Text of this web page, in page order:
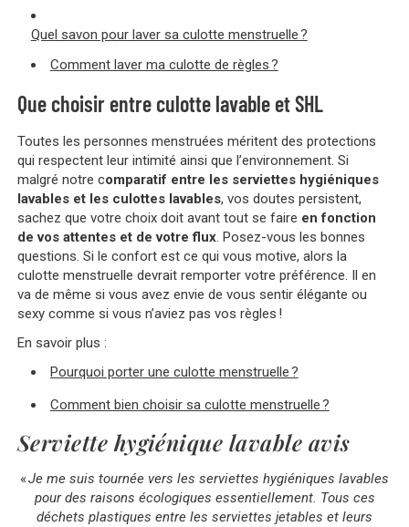
Quel savon pour laver sa culotte menstruelle ?
Comment laver ma culotte de règles ?
Que choisir entre culotte lavable et SHL
Toutes les personnes menstruées méritent des protections
qui respectent leur intimité ainsi que l’environnement. Si
malgré notre comparatif entre les serviettes hygiéniques
lavables et les culottes lavables, vos doutes persistent,
sachez que votre choix doit avant tout se faire en fonction
de vos attentes et de votre flux. Posez-vous les bonnes
questions. Si le confort est ce qui vous motive, alors la
culotte menstruelle devrait remporter votre préférence. Il en
va de même si vous avez envie de vous sentir élégante ou
sexy comme si vous n’aviez pas vos règles !
En savoir plus :
Pourquoi porter une culotte menstruelle ?
Comment bien choisir sa culotte menstruelle ?
Serviette hygiénique lavable avis
«Je me suis tournée vers les serviettes hygiéniques lavables
pour des raisons écologiques essentiellement. Tous ces
déchets plastiques entre les serviettes jetables et leurs